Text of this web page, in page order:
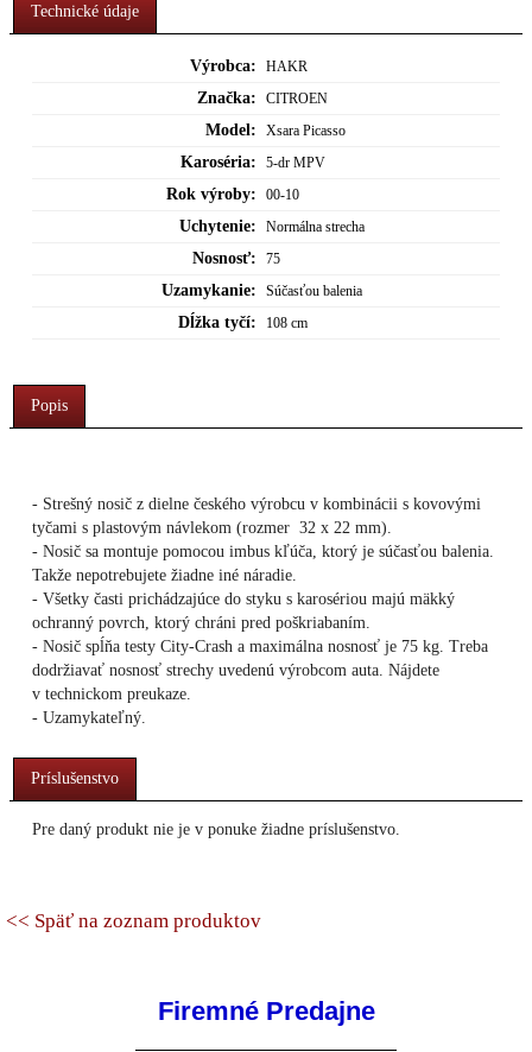
Technické údaje
Výrobca: HAKR
Značka: CITROEN
Model: Xsara Picasso
Karoséria: 5-dr MPV
Rok výroby: 00-10
Uchytenie: Normálna strecha
Nosnosť: 75
Uzamykanie: Súčasťou balenia
Dĺžka tyčí: 108 cm
Popis
- Strešný nosič z dielne českého výrobcu v kombinácii s kovovými
tyčami s plastovým návlekom (rozmer 32 x 22 mm).
- Nosič sa montuje pomocou imbus kľúča, ktorý je súčasťou balenia.
Takže nepotrebujete žiadne iné náradie.
- Všetky časti prichádzajúce do styku s karosériou majú mäkký
ochranný povrch, ktorý chráni pred poškriabaním.
- Nosič spĺňa testy City-Crash a maximálna nosnosť je 75 kg. Treba
dodržiavať nosnosť strechy uvedenú výrobcom auta. Nájdete
v technickom preukaze.
- Uzamykateľný.
Príslušenstvo
Pre daný produkt nie je v ponuke žiadne príslušenstvo.
<< Späť na zoznam produktov
Firemné Predajne